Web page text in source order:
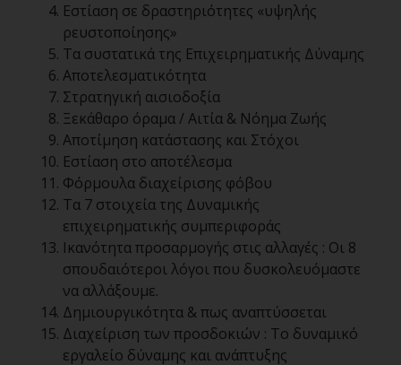
Εστίαση σε δραστηριότητες «υψηλής
ρευστοποίησης»
Τα συστατικά της Επιχειρηματικής Δύναμης
Αποτελεσματικότητα
Στρατηγική αισιοδοξία
Ξεκάθαρο όραμα / Αιτία & Νόημα Ζωής
Αποτίμηση κατάστασης και Στόχοι
Εστίαση στο αποτέλεσμα
Φόρμουλα διαχείρισης φόβου
Τα 7 στοιχεία της Δυναμικής
επιχειρηματικής συμπεριφοράς
Ικανότητα προσαρμογής στις αλλαγές : Οι 8
σπουδαιότεροι λόγοι που δυσκολευόμαστε
να αλλάξουμε.
Δημιουργικότητα & πως αναπτύσσεται
Διαχείριση των προσδοκιών : Το δυναμικό
εργαλείο δύναμης και ανάπτυξης